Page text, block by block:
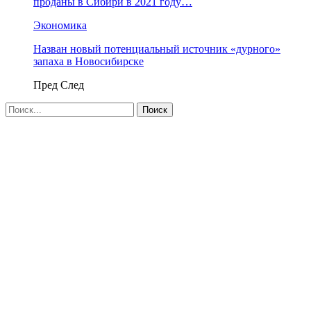
Экономика
Назван новый потенциальный источник «дурного»
запаха в Новосибирске
Пред След